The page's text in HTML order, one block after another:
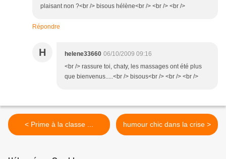
plaisant non ?<br /> bisous hélène<br /> <br /> <br />
Répondre
H helene33660 06/10/2009 09:16
<br /> rassure toi, chaty, les massages ont été plus
que bienvenus.....<br /> bisous<br /> <br /> <br />
< Prime à la classe ... humour chic dans la crise >